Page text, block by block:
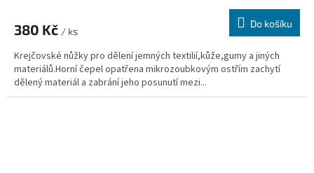
380 Kč / ks
Do košíku
Krejčovské nůžky pro dělení jemných textilií,kůže,gumy a jiných
materiálů.Horní čepel opatřena mikrozoubkovým ostřím zachytí
dělený materiál a zabrání jeho posunutí mezi...